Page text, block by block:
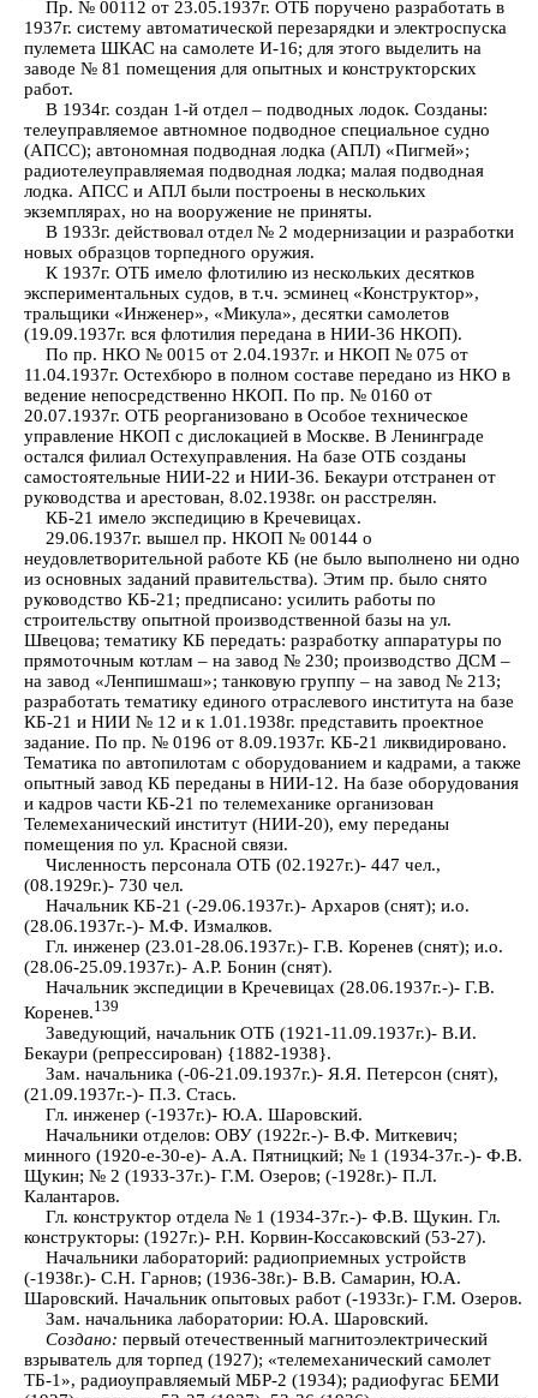
Пр. № 00112 от 23.05.1937г. ОТБ поручено разработать в
1937г. систему автоматической перезарядки и электроспуска
пулемета ШКАС на самолете И-16; для этого выделить на
заводе № 81 помещения для опытных и конструкторских
работ.
В 1934г. создан 1-й отдел – подводных лодок. Созданы:
телеуправляемое автномное подводное специальное судно
(АПСС); автономная подводная лодка (АПЛ) «Пигмей»;
радиотелеуправляемая подводная лодка; малая подводная
лодка. АПСС и АПЛ были построены в нескольких
экземплярах, но на вооружение не приняты.
В 1933г. действовал отдел № 2 модернизации и разработки
новых образцов торпедного оружия.
К 1937г. ОТБ имело флотилию из нескольких десятков
экспериментальных судов, в т.ч. эсминец «Конструктор»,
тральщики «Инженер», «Микула», десятки самолетов
(19.09.1937г. вся флотилия передана в НИИ-36 НКОП).
По пр. НКО № 0015 от 2.04.1937г. и НКОП № 075 от
11.04.1937г. Остехбюро в полном составе передано из НКО в
ведение непосредственно НКОП. По пр. № 0160 от
20.07.1937г. ОТБ реорганизовано в Особое техническое
управление НКОП с дислокацией в Москве. В Ленинграде
остался филиал Остехуправления. На базе ОТБ созданы
самостоятельные НИИ-22 и НИИ-36. Бекаури отстранен от
руководства и арестован, 8.02.1938г. он расстрелян.
КБ-21 имело экспедицию в Кречевицах.
29.06.1937г. вышел пр. НКОП № 00144 о
неудовлетворительной работе КБ (не было выполнено ни одно
из основных заданий правительства). Этим пр. было снято
руководство КБ-21; предписано: усилить работы по
строительству опытной производственной базы на ул.
Швецова; тематику КБ передать: разработку аппаратуры по
прямоточным котлам – на завод № 230; производство ДСМ –
на завод «Ленпишмаш»; танковую группу – на завод № 213;
разработать тематику единого отраслевого института на базе
КБ-21 и НИИ № 12 и к 1.01.1938г. представить проектное
задание. По пр. № 0196 от 8.09.1937г. КБ-21 ликвидировано.
Тематика по автопилотам с оборудованием и кадрами, а также
опытный завод КБ переданы в НИИ-12. На базе оборудования
и кадров части КБ-21 по телемеханике организован
Телемеханический институт (НИИ-20), ему переданы
помещения по ул. Красной связи.
Численность персонала ОТБ (02.1927г.)- 447 чел.,
(08.1929г.)- 730 чел.
Начальник КБ-21 (-29.06.1937г.)- Архаров (снят); и.о.
(28.06.1937г.-)- М.Ф. Измалков.
Гл. инженер (23.01-28.06.1937г.)- Г.В. Коренев (снят); и.о.
(28.06-25.09.1937г.)- А.Р. Бонин (снят).
Начальник экспедиции в Кречевицах (28.06.1937г.-)- Г.В.
Коренев.139
Заведующий, начальник ОТБ (1921-11.09.1937г.)- В.И.
Бекаури (репрессирован) {1882-1938}.
Зам. начальника (-06-21.09.1937г.)- Я.Я. Петерсон (снят),
(21.09.1937г.-)- П.З. Стась.
Гл. инженер (-1937г.)- Ю.А. Шаровский.
Начальники отделов: ОВУ (1922г.-)- В.Ф. Миткевич;
минного (1920-е-30-е)- А.А. Пятницкий; № 1 (1934-37г.-)- Ф.В.
Щукин; № 2 (1933-37г.)- Г.М. Озеров; (-1928г.)- П.Л.
Калантаров.
Гл. конструктор отдела № 1 (1934-37г.-)- Ф.В. Щукин. Гл.
конструкторы: (1927г.)- Р.Н. Корвин-Коссаковский (53-27).
Начальники лабораторий: радиоприемных устройств
(-1938г.)- С.Н. Гарнов; (1936-38г.)- В.В. Самарин, Ю.А.
Шаровский. Начальник опытовых работ (-1933г.)- Г.М. Озеров.
Зам. начальника лаборатории: Ю.А. Шаровский.
Создано: первый отечественный магнитоэлектрический
взрыватель для торпед (1927); «телемеханический самолет
ТБ-1», радиоуправляемый МБР-2 (1934); радиофугас БЕМИ